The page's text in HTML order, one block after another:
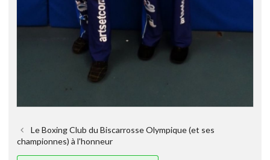
Le Boxing Club du Biscarrosse Olympique (et ses
championnes) à l'honneur